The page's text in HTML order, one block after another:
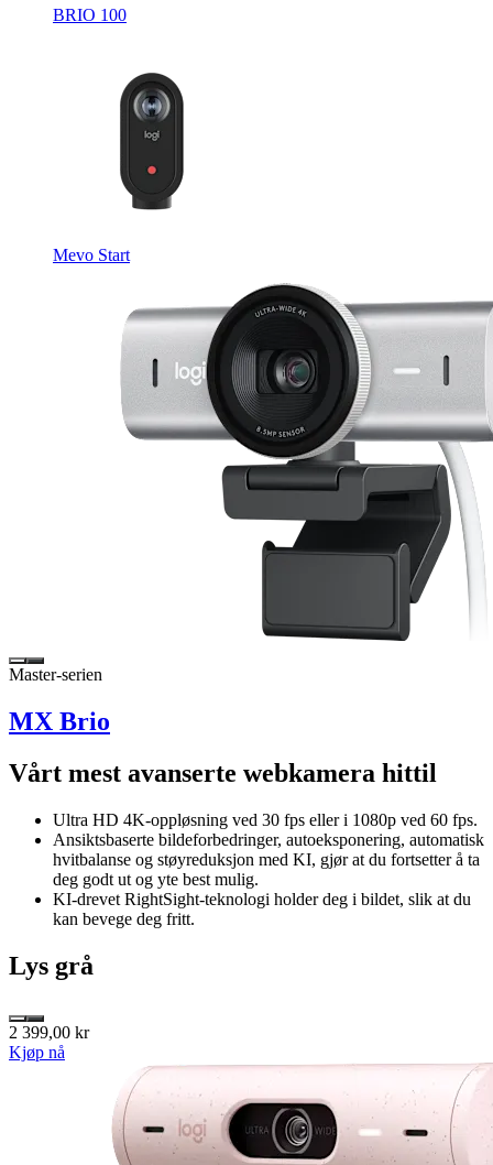
BRIO 100
Mevo Start
Master-serien
MX Brio
Vårt mest avanserte webkamera hittil
Ultra HD 4K-oppløsning ved 30 fps eller i 1080p ved 60 fps.
Ansiktsbaserte bildeforbedringer, autoeksponering, automatisk
hvitbalanse og støyreduksjon med KI, gjør at du fortsetter å ta
deg godt ut og yte best mulig.
KI-drevet RightSight-teknologi holder deg i bildet, slik at du
kan bevege deg fritt.
Lys grå
2 399,00 kr
Kjøp nå